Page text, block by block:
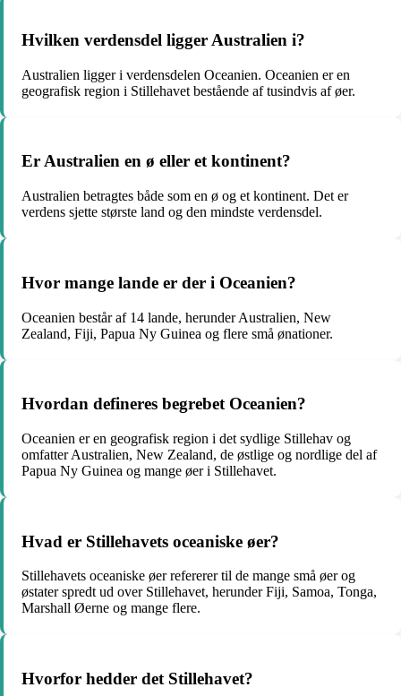
Hvilken verdensdel ligger Australien i?
Australien ligger i verdensdelen Oceanien. Oceanien er en
geografisk region i Stillehavet bestående af tusindvis af øer.
Er Australien en ø eller et kontinent?
Australien betragtes både som en ø og et kontinent. Det er
verdens sjette største land og den mindste verdensdel.
Hvor mange lande er der i Oceanien?
Oceanien består af 14 lande, herunder Australien, New
Zealand, Fiji, Papua Ny Guinea og flere små ønationer.
Hvordan defineres begrebet Oceanien?
Oceanien er en geografisk region i det sydlige Stillehav og
omfatter Australien, New Zealand, de østlige og nordlige del af
Papua Ny Guinea og mange øer i Stillehavet.
Hvad er Stillehavets oceaniske øer?
Stillehavets oceaniske øer refererer til de mange små øer og
østater spredt ud over Stillehavet, herunder Fiji, Samoa, Tonga,
Marshall Øerne og mange flere.
Hvorfor hedder det Stillehavet?